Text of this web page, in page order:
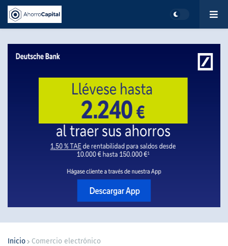
Inicio Comercio electrónico